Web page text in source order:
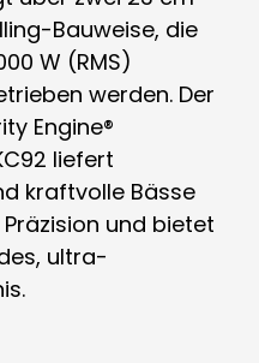
Bauweise, die
W (RMS)
werden. Der
Engine®
liefert
kraftvolle Bässe
und bietet
ultra-